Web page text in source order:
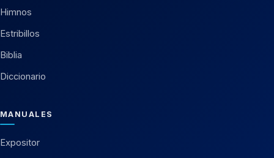
Himnos
Estribillos
Biblia
Diccionario
MANUALES
Expositor